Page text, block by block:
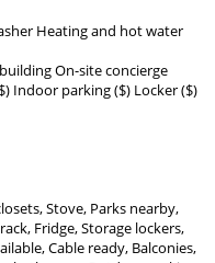
Heating and hot water
On-site concierge
Indoor parking ($) Locker ($)
Stove, Parks nearby,
Fridge, Storage lockers,
Cable ready, Balconies,